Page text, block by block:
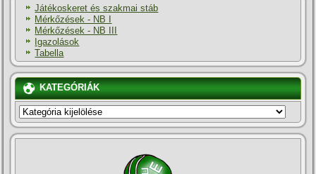
Játékoskeret és szakmai stáb
Mérkőzések - NB I
Mérkőzések - NB III
Igazolások
Tabella
KATEGÓRIÁK
KATEGÓRIÁK